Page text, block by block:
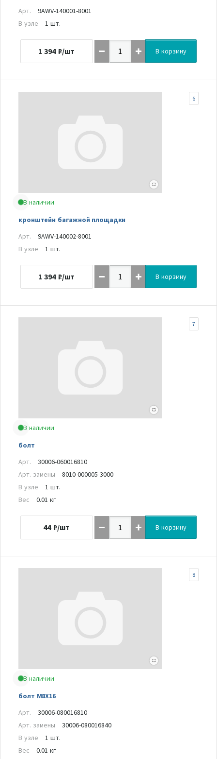
Арт.
9AWV-140001-8001
В узле
1 шт.
1 394 ₽/шт В корзину
В наличии
кронштейн багажной площадки
6
Арт.
9AWV-140002-8001
В узле
1 шт.
1 394 ₽/шт В корзину
В наличии
болт
7
Арт.
30006-060016810
Арт. замены
8010-000005-3000
В узле
1 шт.
Вес
0.01 кг
44 ₽/шт В корзину
В наличии
болт M8X16
8
Арт.
30006-080016810
Арт. замены
30006-080016840
В узле
1 шт.
Вес
0.01 кг